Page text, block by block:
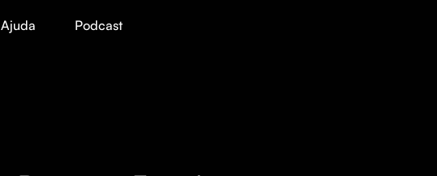
Ajuda Podcast